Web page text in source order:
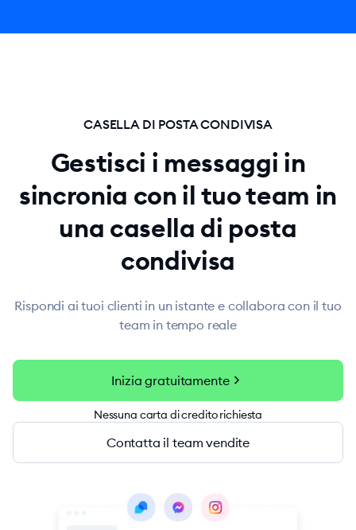
CASELLA DI POSTA CONDIVISA
Gestisci i messaggi in
sincronia con il tuo team in
una casella di posta
condivisa
Rispondi ai tuoi clienti in un istante e collabora con il tuo
team in tempo reale
Inizia gratuitamentechevron_right
Nessuna carta di credito richiesta
Contatta il team vendite